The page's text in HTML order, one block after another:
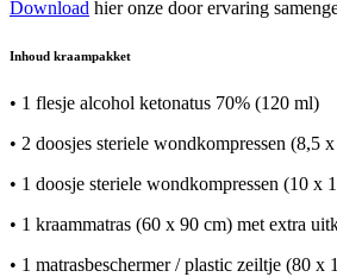
Download hier onze door ervaring
Inhoud kraampakket
• 1 flesje alcohol ketonatus 70% (120 ml)
• 2 doosjes steriele wondkompressen (8,5
• 1 doosje steriele wondkompressen (10 x
• 1 kraammatras (60 x 90 cm) met extra
• 1 matrasbeschermer / plastic zeiltje (80 x